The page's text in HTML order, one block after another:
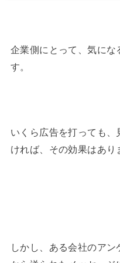
企業側にとって、気に
す。
いくら広告を打っても
ければ、その効果はあり
しかし、ある会社のア